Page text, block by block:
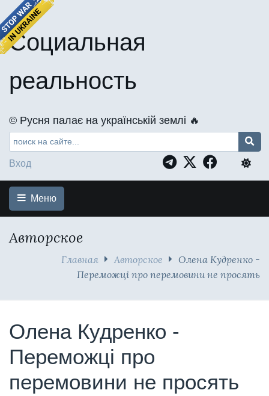
Социальная
реальность
©️ Русня палає на українській землі 🔥
Вход
Меню
Авторское
Главная Авторское
Олена Кудренко -
Переможці про перемовини не просять
Олена Кудренко -
Переможці про
перемовини не просять